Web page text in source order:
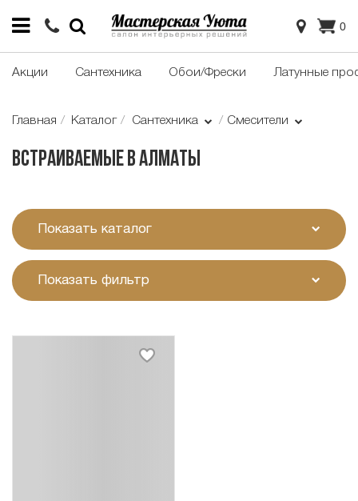
0
Акции Сантехника Обои/Фрески Латунные
Главная Каталог Сантехника Смесители
Встраиваемые в Алматы
Показать каталог
Показать фильтр